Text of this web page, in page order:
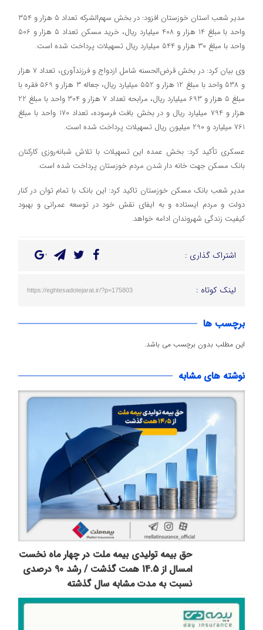
مدیر شعب استان خوزستان افزود: در بخش سهم‌الشرکه تعداد 5 هزار و 354
واحد با مبلغ 14 هزار و 408 میلیارد ریال، خرید مسکن تعداد 5 هزار و 506
واحد با مبلغ 30 هزار و 544 میلیارد ریال تسهیلات پرداخت شده است.
وی بیان کرد: در بخش قرض‌الحسنه شامل ازدواج و فرزندآوری، تعداد 7 هزار
و 538 واحد با مبلغ 12 هزار و 552 میلیارد ریال، جعاله 3 هزار و 569 فقره با
مبلغ 5 هزار و 693 میلیارد ریال، مرابحه تعداد 7 هزار و 304 واحد با مبلغ 22
هزار و 794 میلیارد ریال و در بخش بافت فرسوده، تعداد 170 واحد با مبلغ
761 میلیارد و 290 میلیون ریال تسهیلات پرداخت شده است.
عسکری تأکید کرد: بخش عمده این تسهیلات با تلاش شبانه‌روزی کارکنان
بانک مسکن جهت خانه دار شدن مردم خوزستان پرداخت شده است.
مدیر شعب بانک مسکن خوزستان تاکید کرد: این بانک با تمام توان در کنار
دولت و مردم ایستاده و به ایفای نقش خود در توسعه عمرانی و بهبود
کیفیت زندگی شهروندان ادامه خواهد.
اشتراک گذاری :
لینک کوتاه : https://eghtesadotejarat.ir/?p=175803
برچسب ها
این مطلب بدون برچسب می باشد.
نوشته های مشابه
حق بیمه تولیدی بیمه ملت در چهار ماه نخست
امسال از 14.5 همت گذشت / رشد 90 درصدی
نسبت به مدت مشابه سال گذشته